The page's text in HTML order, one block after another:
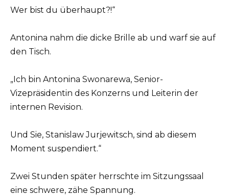
Wer bist du überhaupt?!“
Antonina nahm die dicke Brille ab und warf sie auf
den Tisch.
„Ich bin Antonina Swonarewa, Senior-
Vizepräsidentin des Konzerns und Leiterin der
internen Revision.
Und Sie, Stanislaw Jurjewitsch, sind ab diesem
Moment suspendiert.“
Zwei Stunden später herrschte im Sitzungssaal
eine schwere, zähe Spannung.